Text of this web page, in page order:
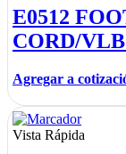
E0512
CORD/
Agregar a
Vista Rápida